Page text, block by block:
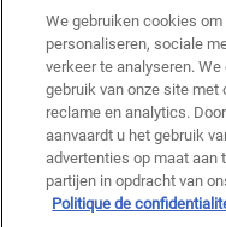
AANMELDEN
Fabrikantinformatie
KIEHL'S
We gebruiken cookies
personaliseren, sociale
verkeer te analyseren.
gebruik van onze site met
reclame en analytics.
aanvaardt u het gebruik
advertenties op maat aan
partijen in opdracht van
Politique de